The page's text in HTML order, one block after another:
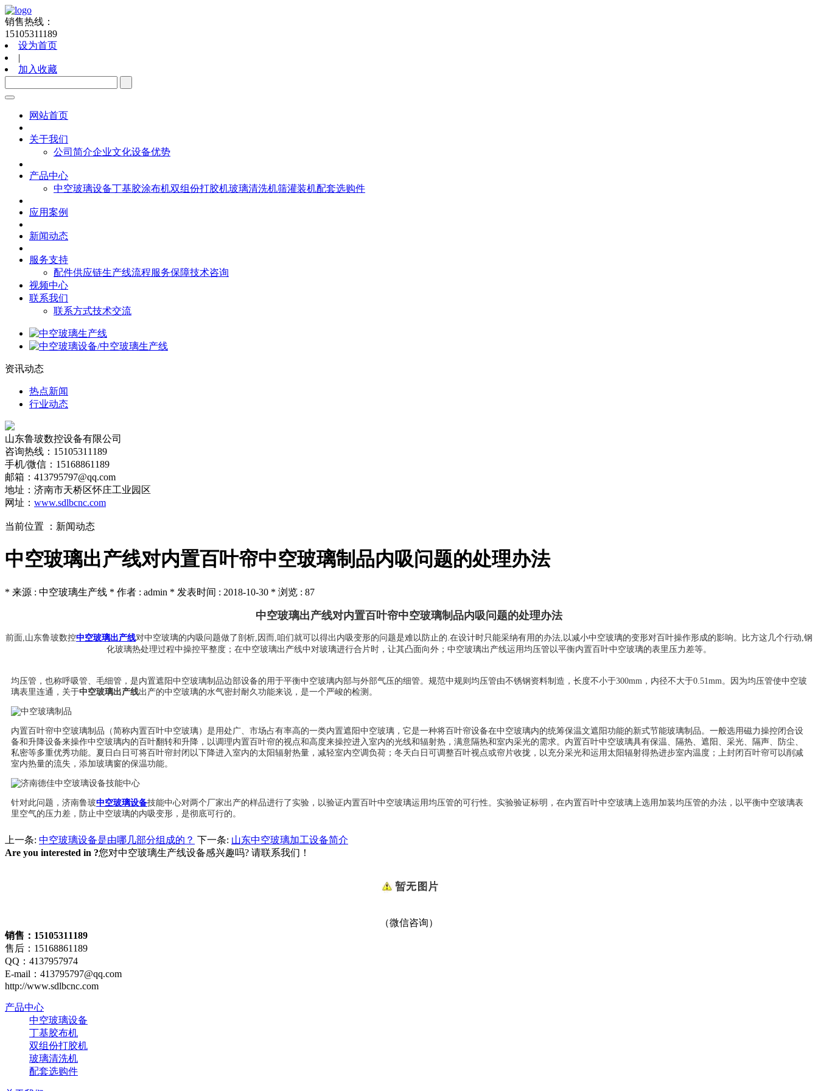
销售热线：
15105311189
设为首页
|
加入收藏
网站首页
关于我们
公司简介企业文化设备优势
产品中心
中空玻璃设备丁基胶涂布机双组份打胶机玻璃清洗机筛灌装机配套选购件
应用案例
新闻动态
服务支持
配件供应链生产线流程服务保障技术咨询
视频中心
联系我们
联系方式技术交流
资讯动态
热点新闻
行业动态
山东鲁玻数控设备有限公司
咨询热线：15105311189
手机/微信：15168861189
邮箱：413795797@qq.com
地址：济南市天桥区怀庄工业园区
网址： www.sdlbcnc.com
当前位置 ： 新闻动态
中空玻璃出产线对内置百叶帘中空玻璃制品内吸问题的处理办法
* 来源 : 中空玻璃生产线 * 作者 : admin * 发表时间 : 2018-10-30 * 浏览 : 87
中空玻璃出产线对内置百叶帘中空玻璃制品内吸问题的处理办法
前面,山东鲁玻数控中空玻璃出产线对中空玻璃的内吸问题做了剖析,因而,咱们就可以得出内吸变形的问题是难以防止的.在设计时只能采纳有用的办法,以减小中空玻璃的变形对百叶操作形成的影响。比方这几个行动,钢
化玻璃热处理过程中操控平整度；在中空玻璃出产线中对玻璃进行合片时，让其凸面向外；中空玻璃出产线运用均压管以平衡内置百叶中空玻璃的表里压力差等。
均压管，也称呼吸管、毛细管，是内置遮阳中空玻璃制品边部设备的用于平衡中空玻璃内部与外部气压的细管。规范中规则均压管由不锈钢资料制造，长度不小于300mm，内径不大于0.51mm。因为均压管使中空玻
璃表里连通，关于中空玻璃出产线出产的中空玻璃的水气密封耐久功能来说，是一个严峻的检测。
内置百叶帘中空玻璃制品（简称内置百叶中空玻璃）是用处广、市场占有率高的一类内置遮阳中空玻璃，它是一种将百叶帘设备在中空玻璃内的统筹保温文遮阳功能的新式节能玻璃制品。一般选用磁力操控闭合设
备和升降设备来操作中空玻璃内的百叶翻转和升降，以调理内置百叶帘的视点和高度来操控进入室内的光线和辐射热，满意隔热和室内采光的需求。内置百叶中空玻璃具有保温、隔热、遮阳、采光、隔声、防尘、
私密等多重优秀功能。夏日白日可将百叶帘封闭以下降进入室内的太阳辐射热量，减轻室内空调负荷；冬天白日可调整百叶视点或帘片收拢，以充分采光和运用太阳辐射得热进步室内温度；上封闭百叶帘可以削减
室内热量的流失，添加玻璃窗的保温功能。
针对此问题，济南鲁玻中空玻璃设备技能中心对两个厂家出产的样品进行了实验，以验证内置百叶中空玻璃运用均压管的可行性。实验验证标明，在内置百叶中空玻璃上选用加装均压管的办法，以平衡中空玻璃表
里空气的压力差，防止中空玻璃的内吸变形，是彻底可行的。
上一条: 中空玻璃设备​是由哪几部分组成的？ 下一条: 山东中空玻璃加工设备简介
Are you interested in ?您对中空玻璃生产线设备感兴趣吗? 请联系我们！
（微信咨询）
销售：15105311189
售后：15168861189
QQ：4137957974
E-mail：413795797@qq.com
http://www.sdlbcnc.com
产品中心
中空玻璃设备
丁基胶布机
双组份打胶机
玻璃清洗机
配套选购件